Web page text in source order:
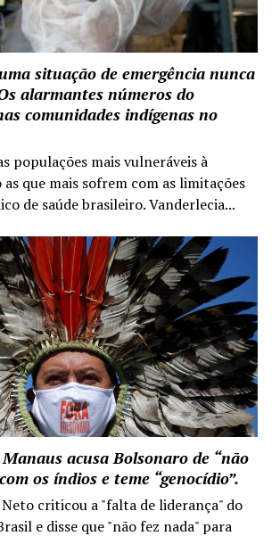
situação de emergência nunca
alarmantes números do
comunidades indígenas no
populações mais vulneráveis à
as que mais sofrem com as limitações
de saúde brasileiro. Vanderlecia...
acusa Bolsonaro de “não
os índios e teme “genocídio”.
criticou a "falta de liderança" do
e disse que "não fez nada" para